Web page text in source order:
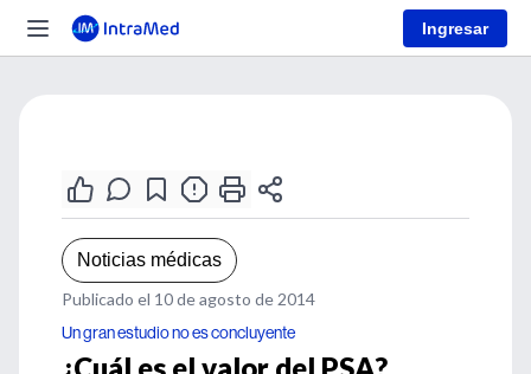
Ingresar
Noticias médicas
Publicado el 10 de agosto de 2014
Un gran estudio no es concluyente